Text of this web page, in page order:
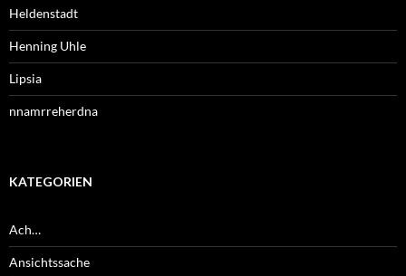
Heldenstadt
Henning Uhle
Lipsia
nnamrreherdna
KATEGORIEN
Ach…
Ansichtssache